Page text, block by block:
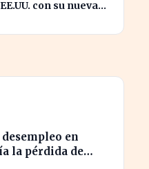
con su nueva
en
la pérdida de